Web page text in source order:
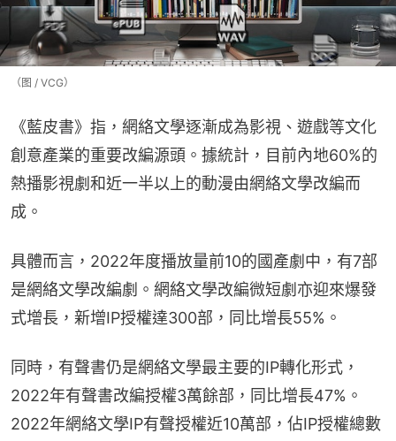
（图 / VCG）
《藍皮書》指，網絡文學逐漸成為影視、遊戲等文化
創意產業的重要改編源頭。據統計，目前內地60%的
熱播影視劇和近一半以上的動漫由網絡文學改編而
成。
具體而言，2022年度播放量前10的國產劇中，有7部
是網絡文學改編劇。網絡文學改編微短劇亦迎來爆發
式增長，新增IP授權達300部，同比增長55%。
同時，有聲書仍是網絡文學最主要的IP轉化形式，
2022年有聲書改編授權3萬餘部，同比增長47%。
2022年網絡文學IP有聲授權近10萬部，佔IP授權總數